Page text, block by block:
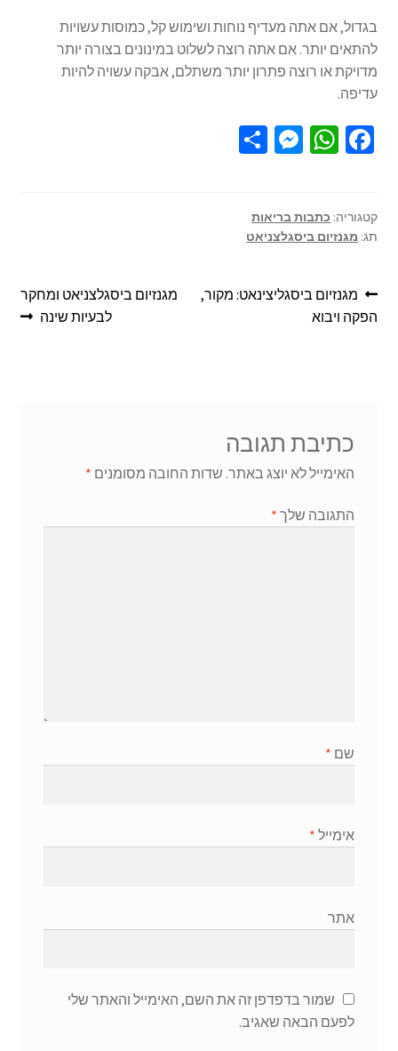
בגדול, אם אתה מעדיף נוחות ושימוש קל, כמוסות עשויות
להתאים יותר. אם אתה רוצה לשלוט במינונים בצורה יותר
מדויקת או רוצה פתרון יותר משתלם, אבקה עשויה להיות
עדיפה.
Fa
o
o
k
W
sA
p
p
M
n
ge
r
S
קטגוריה: כתבות בריאות
תג: מגנזיום ביסגלצניאט
מגנזיום ביסגליצינאט: מקור,
הפקה ויבוא
מגנזיום ביסגלצניאט ומחקר
לבעיות שינה
כתיבת תגובה
האימייל לא יוצג באתר. שדות החובה מסומנים *
התגובה שלך *
שם *
אימייל *
אתר
שמור בדפדפן זה את השם, האימייל והאתר שלי
לפעם הבאה שאגיב.